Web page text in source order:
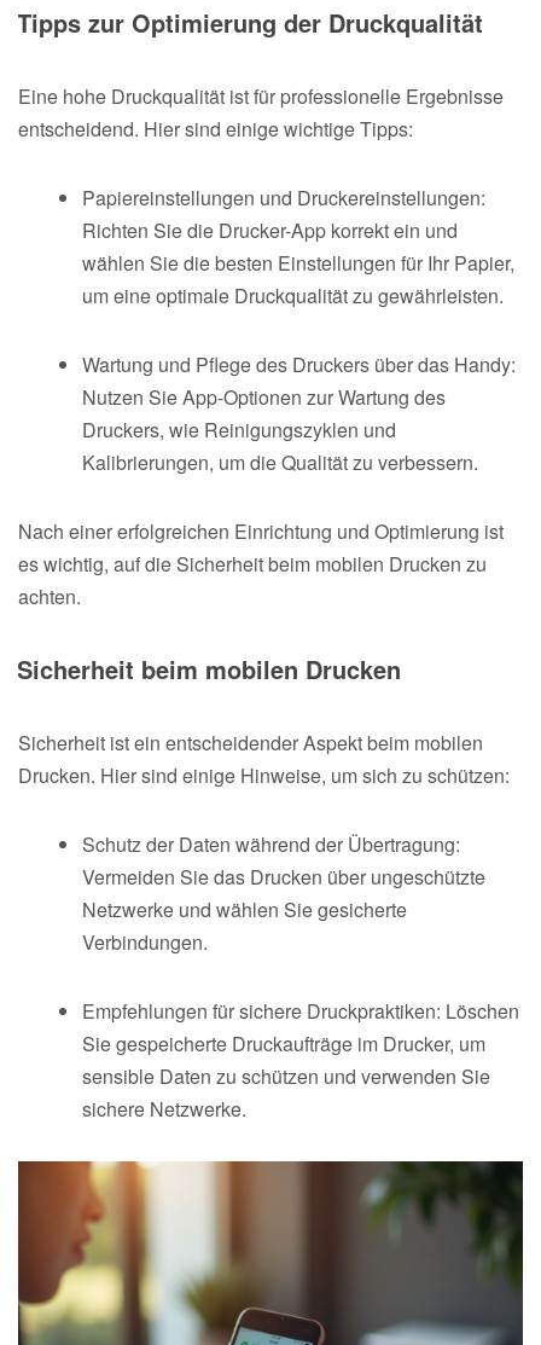
Tipps zur Optimierung der Druckqualität
Eine hohe Druckqualität ist für professionelle Ergebnisse
entscheidend. Hier sind einige wichtige Tipps:
Papiereinstellungen und Druckereinstellungen:
Richten Sie die Drucker-App korrekt ein und
wählen Sie die besten Einstellungen für Ihr Papier,
um eine optimale Druckqualität zu gewährleisten.
Wartung und Pflege des Druckers über das Handy:
Nutzen Sie App-Optionen zur Wartung des
Druckers, wie Reinigungszyklen und
Kalibrierungen, um die Qualität zu verbessern.
Nach einer erfolgreichen Einrichtung und Optimierung ist
es wichtig, auf die Sicherheit beim mobilen Drucken zu
achten.
Sicherheit beim mobilen Drucken
Sicherheit ist ein entscheidender Aspekt beim mobilen
Drucken. Hier sind einige Hinweise, um sich zu schützen:
Schutz der Daten während der Übertragung:
Vermeiden Sie das Drucken über ungeschützte
Netzwerke und wählen Sie gesicherte
Verbindungen.
Empfehlungen für sichere Druckpraktiken: Löschen
Sie gespeicherte Druckaufträge im Drucker, um
sensible Daten zu schützen und verwenden Sie
sichere Netzwerke.